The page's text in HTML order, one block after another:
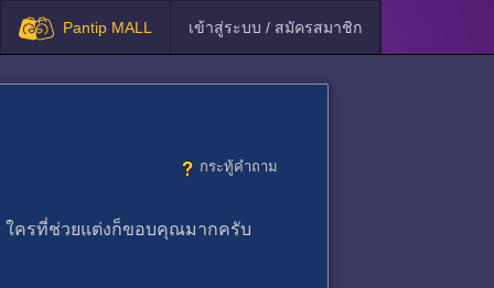
Pantip MALL เข้าสู่ระบบ / สมัครสมาชิก
กระทู้คำถาม
ใครที่ช่วยแต่งก็ขอบคุณมากครับ